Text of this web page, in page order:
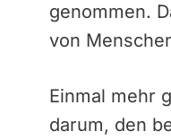
genommen.
von
Einmal mehr
darum, den